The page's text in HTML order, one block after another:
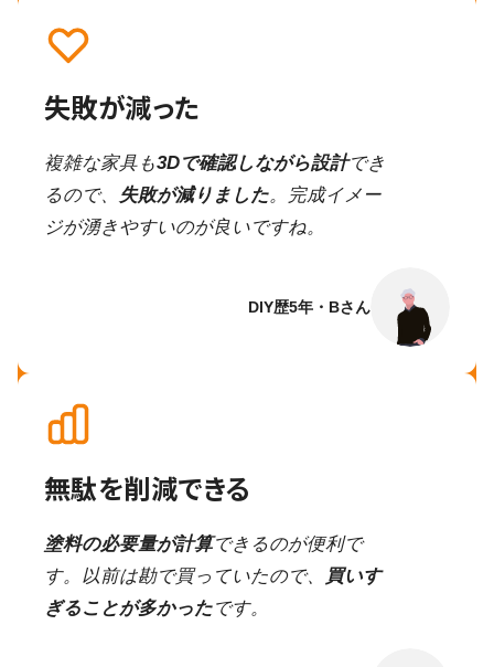
失敗が減った
複雑な家具も3Dで確認しながら設計でき
るので、
失敗が減りました。完成イメー
ジが湧きやすいのが良いですね。
DIY歴5年・Bさん
無駄を削減できる
塗料の必要量が計算できるのが便利で
す。以前は勘で買っていたので、
買いす
ぎることが多かったです。